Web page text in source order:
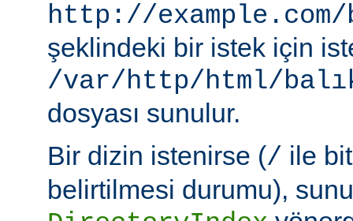
http://
şeklindeki bir istek için
/var/http/html/
dosyası sunulur.
Bir dizin istenirse (/ ile
belirtilmesi durumu),